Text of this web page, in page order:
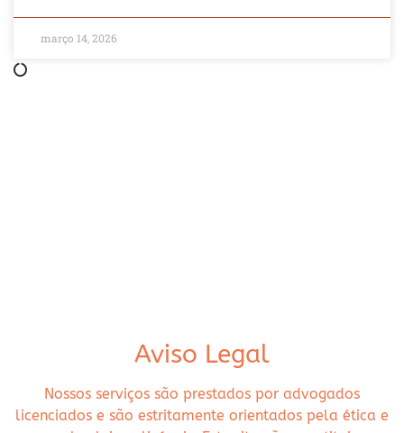
março 14, 2026
Aviso Legal
Nossos serviços são prestados por advogados
licenciados e são estritamente orientados pela ética e